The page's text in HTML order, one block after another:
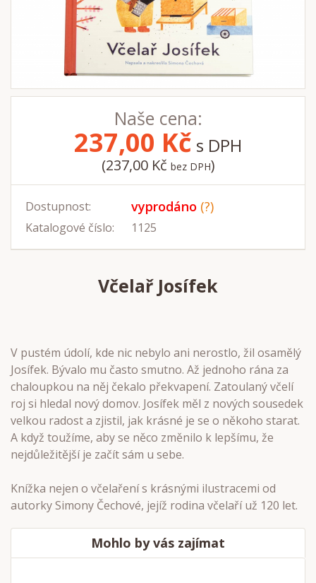
Naše cena:
237,00 Kč s DPH
(237,00 Kč bez DPH)
Dostupnost: vyprodáno (?)
Katalogové číslo: 1125
Včelař Josífek
V pustém údolí, kde nic nebylo ani nerostlo, žil osamělý
Josífek. Bývalo mu často smutno. Až jednoho rána za
chaloupkou na něj čekalo překvapení. Zatoulaný včelí
roj si hledal nový domov. Josífek měl z nových sousedek
velkou radost a zjistil, jak krásné je se o někoho starat.
A když toužíme, aby se něco změnilo k lepšímu, že
nejdůležitější je začít sám u sebe.
Knížka nejen o včelaření s krásnými ilustracemi od
autorky Simony Čechové, jejíž rodina včelaří už 120 let.
Mohlo by vás zajímat